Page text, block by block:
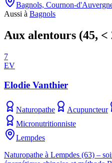
Bagnols, Cournon-
Aussi à Bagnols
Aux alentours (45, <
7
EV
Elodie Vanthier
Naturopathe Acupuncteur
Micronutritionniste
Lempdes
Naturopathe à Lempdes (63) –